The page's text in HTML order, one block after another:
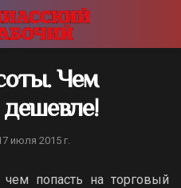
Чем
июля 2015 г.
попасть на торговый